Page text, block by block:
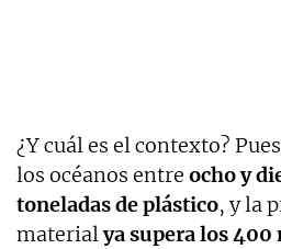
¿Y cuál es el contexto?
los océanos entre ocho y
toneladas de plástico, y la
materialya supera los 400